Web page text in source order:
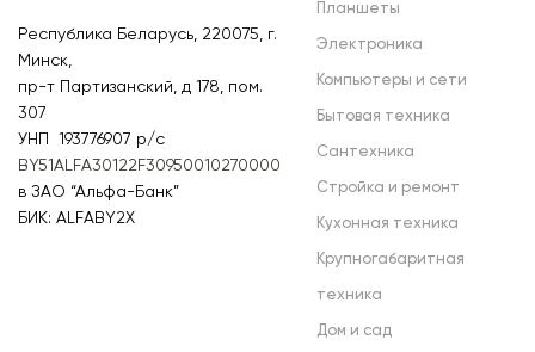
Республика Беларусь, 220075, г.
Минск,
пр-т Партизанский, д 178, пом.
307
УНП 193776907 р/с
BY51ALFA30122F30950010270000
в ЗАО “Альфа-Банк”
БИК: ALFABY2X
Планшеты
Электроника
Компьютеры и сети
Бытовая техника
Сантехника
Стройка и ремонт
Кухонная техника
Крупногабаритная
техника
Дом и сад